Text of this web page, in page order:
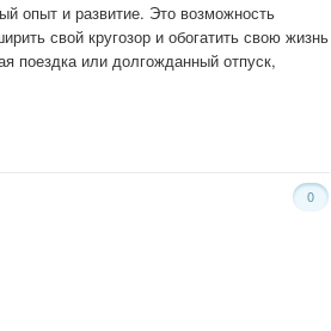
опыт и развитие. Это возможность
свой кругозор и обогатить свою жизнь
поездка или долгожданный отпуск,
0